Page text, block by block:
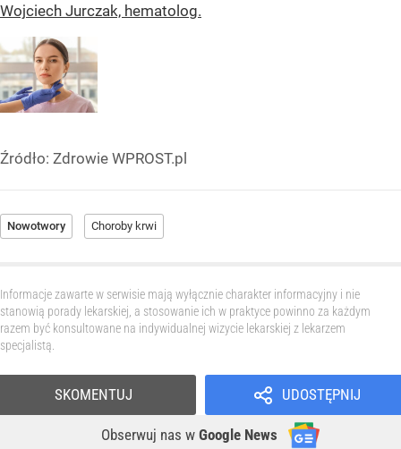
Wojciech Jurczak, hematolog.
Źródło: Zdrowie WPROST.pl
Nowotwory Choroby krwi
Informacje zawarte w serwisie mają wyłącznie charakter informacyjny i nie
stanowią porady lekarskiej, a stosowanie ich w praktyce powinno za każdym
razem być konsultowane na indywidualnej wizycie lekarskiej z lekarzem
specjalistą.
UDOSTĘPNIJ
Obserwuj nas w Google News
SKOMENTUJ